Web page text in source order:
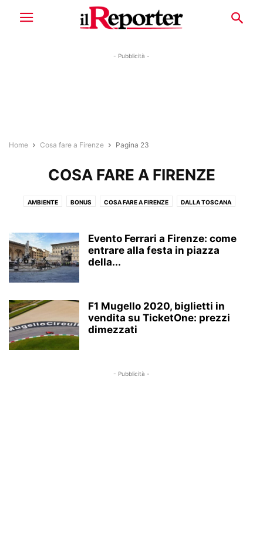
- Pubblicità -
Home Cosa fare a Firenze Pagina 23
COSA FARE A FIRENZE
AMBIENTE BONUS COSA FARE A FIRENZE DALLA TOSCANA
FIRENZE CURIOSITÀ E LEGGENDE
IL COMMENTO IL REPORTER LUNGARNO
RISTORANTI, CIBO E RICETTE
Evento Ferrari a Firenze: come
entrare alla festa in piazza
della...
F1 Mugello 2020, biglietti in
vendita su TicketOne: prezzi
dimezzati
- Pubblicità -